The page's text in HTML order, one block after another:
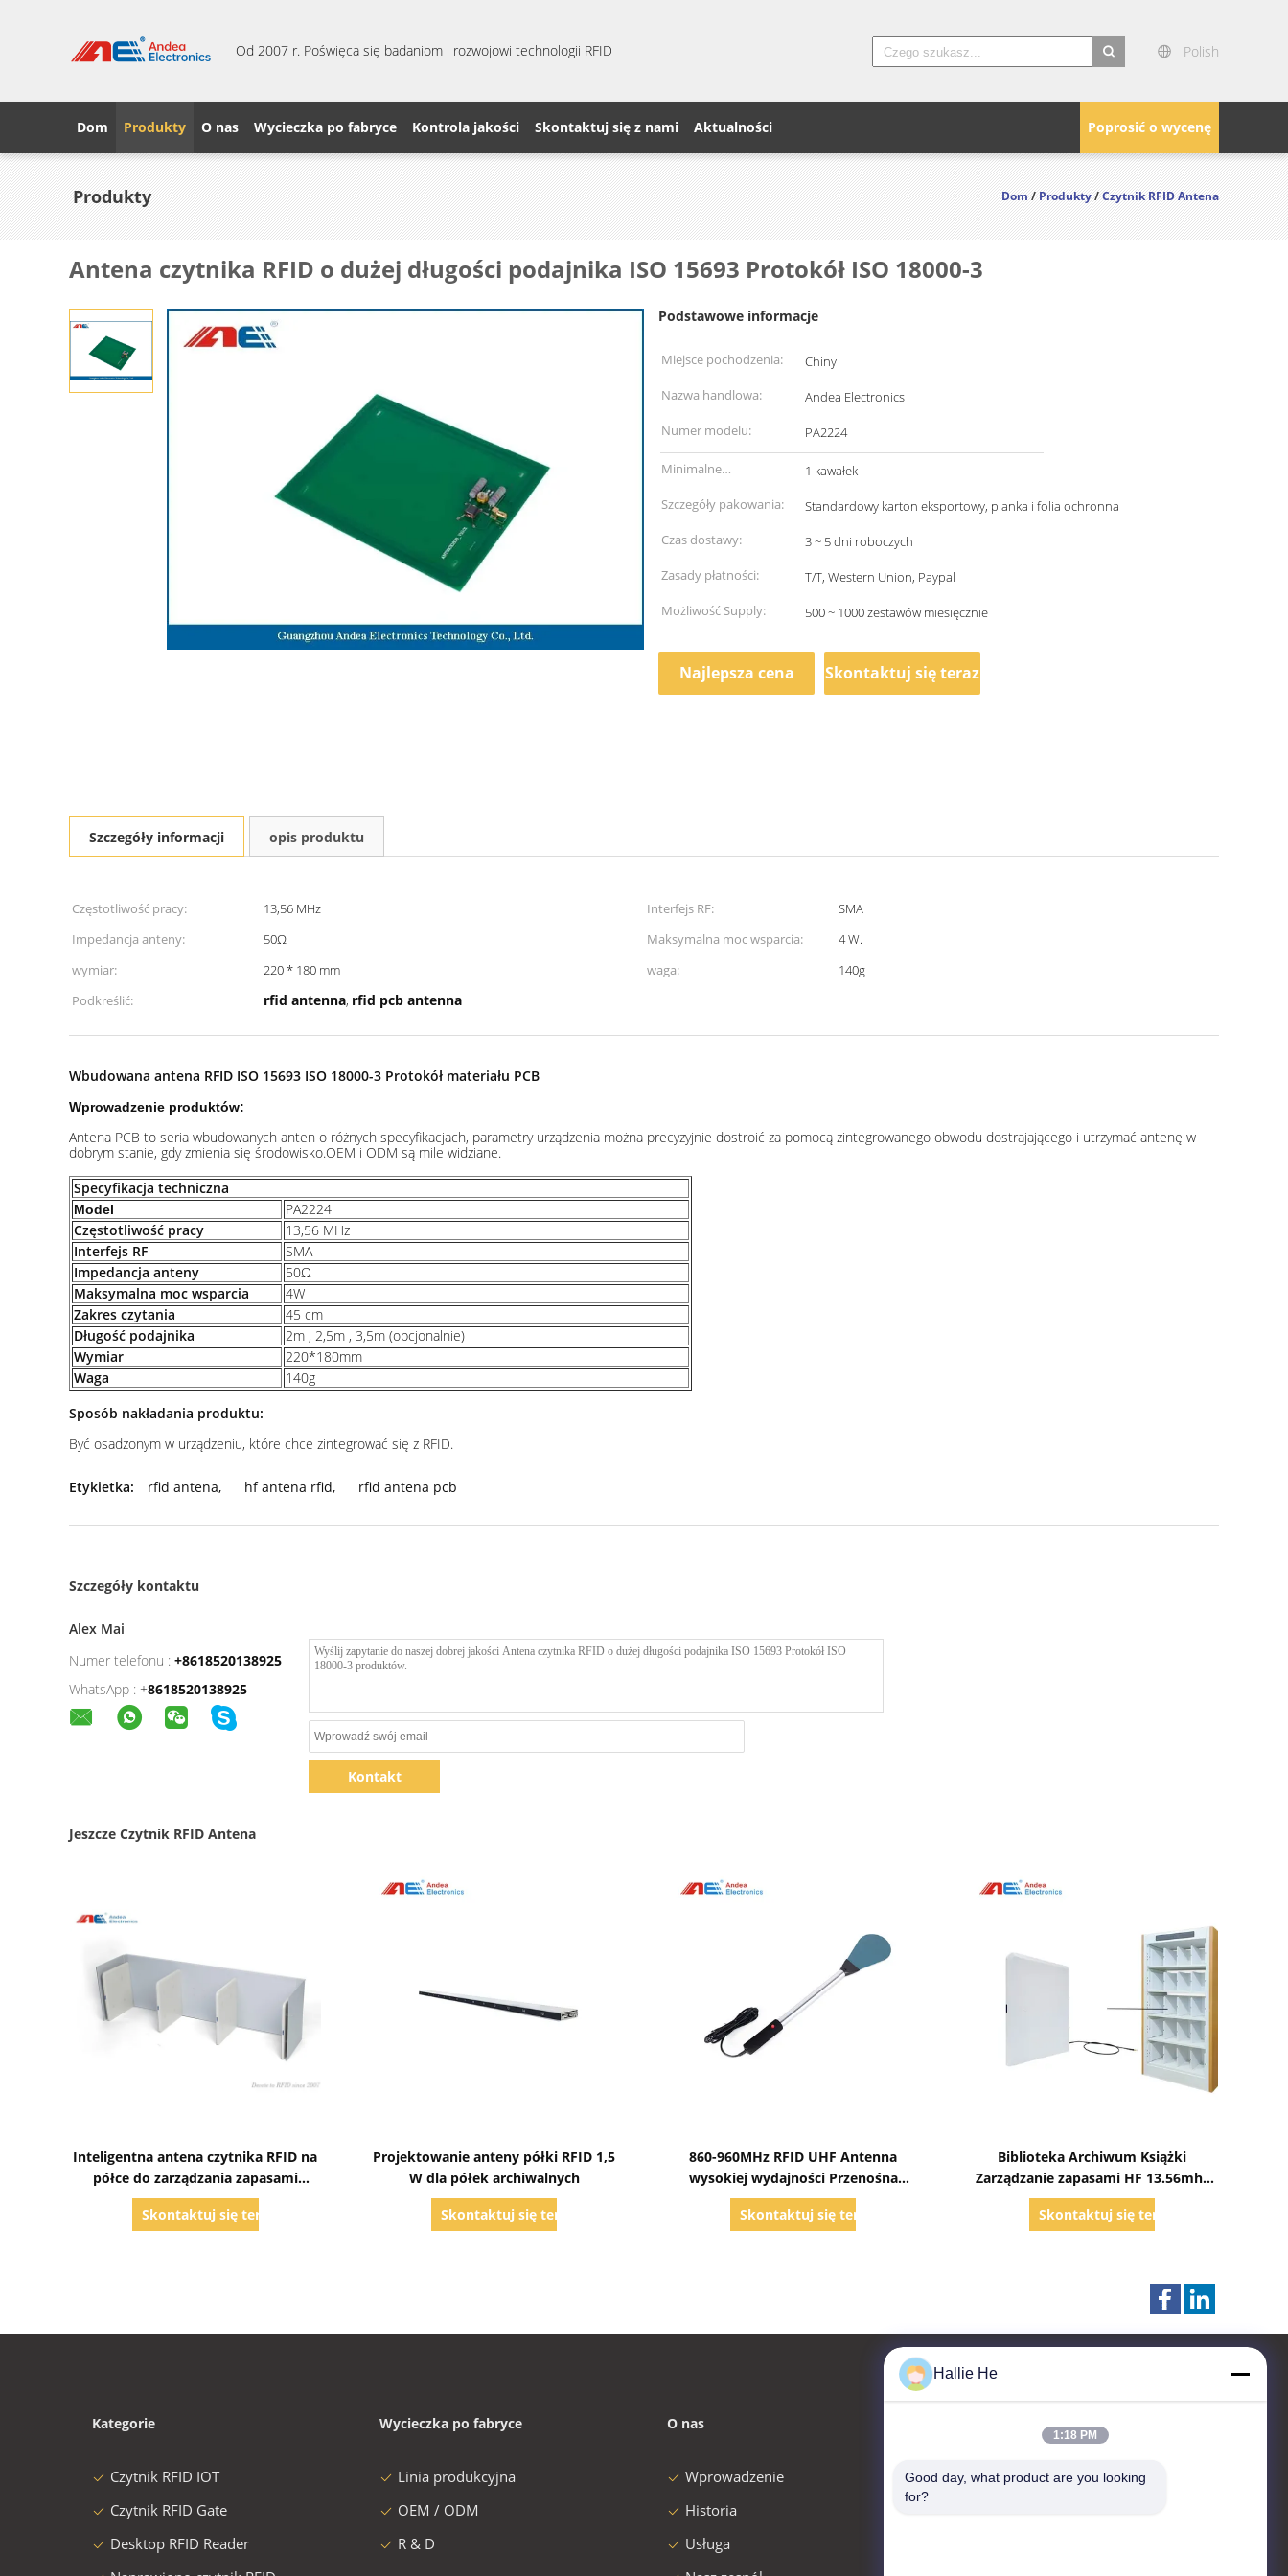
Od 2007 r. Poświęca się badaniom i rozwojowi technologii RFID
Polish
Poprosić o wycenę
Dom Produkty O nas Wycieczka po fabryce Kontrola jakości Skontaktuj się z nami Aktualności
Produkty Dom/Produkty/Czytnik RFID Antena
Antena czytnika RFID o dużej długości podajnika ISO 15693 Protokół ISO 18000-3
Podstawowe informacje
Miejsce pochodzenia:
Chiny
Nazwa handlowa:
Andea Electronics
Numer modelu:
PA2224
Minimalne
zamówienie:
1 kawałek
Szczegóły pakowania:
Standardowy karton eksportowy, pianka i folia ochronna
Czas dostawy:
3 ~ 5 dni roboczych
Zasady płatności:
T/T, Western Union, Paypal
Możliwość Supply:
500 ~ 1000 zestawów miesięcznie
Najlepsza cena Skontaktuj się teraz
Szczegóły informacji opis produktu
Częstotliwość pracy: 13,56 MHz Interfejs RF:
SMA
Impedancja anteny:
50Ω Maksymalna moc wsparcia:
4 W.
wymiar:
220 * 180 mm waga:
140g
Podkreślić:
rfid antenna, rfid pcb antenna
Wbudowana antena RFID ISO 15693 ISO 18000-3 Protokół materiału PCB
Wprowadzenie produktów:
Antena PCB to seria wbudowanych anten o różnych specyfikacjach, parametry urządzenia można precyzyjnie dostroić za pomocą zintegrowanego obwodu dostrajającego i utrzymać antenę w
dobrym stanie, gdy zmienia się środowisko.OEM i ODM są mile widziane.
Specyfikacja techniczna
Model
PA2224
Częstotliwość pracy
13,56 MHz
Interfejs RF
SMA
Impedancja anteny
50Ω
Maksymalna moc wsparcia
4W
Zakres czytania
45 cm
Długość podajnika
2m , 2,5m , 3,5m (opcjonalnie)
Wymiar
220*180mm
Waga
140g
Sposób nakładania produktu:
Być osadzonym w urządzeniu, które chce zintegrować się z RFID.
Etykietka: rfid antena, hf antena rfid, rfid antena pcb
Szczegóły kontaktu
Alex Mai
Numer telefonu : +8618520138925
WhatsApp : +8618520138925
Kontakt
Jeszcze Czytnik RFID Antena
Inteligentna antena czytnika RFID na
półce do zarządzania zapasami
biblioteki
Skontaktuj się teraz
Projektowanie anteny półki RFID 1,5
W dla półek archiwalnych
Skontaktuj się teraz
860-960MHz RFID UHF Antenna
wysokiej wydajności Przenośna
antenka przenośna do zarządzania
książkami i archiwami
Skontaktuj się teraz
Biblioteka Archiwum Książki
Zarządzanie zapasami HF 13.56mhz
RFID Reader Inteligentna półka z
książkami Antenna
Skontaktuj się teraz
Kategorie
Czytnik RFID IOT
Czytnik RFID Gate
Desktop RFID Reader
Wycieczka po fabryce
Linia produkcyjna
OEM / ODM
R & D
O nas
Wprowadzenie
Historia
Usługa
Skontaktuj się z nami
Guangzhou Andea Electronics
Technology Co., Ltd.
Hallie He
1:18 PM
Good day, what product are you looking
for?